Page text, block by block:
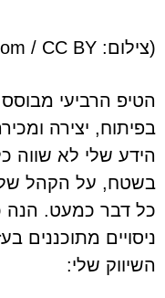
(צילום: freepik, flaticon.com / CC BY)
הטיפ הרביעי מבוסס
בפיתוח, יצירה
הידע שלי לא שווה
בשטח, על הקהל שלי.
כל דבר כמעט. הנה
ניסויים מתוכננים
השיווק שלי: